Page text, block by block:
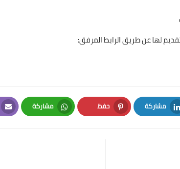
لها عن طريق الرابط المرفق:
مشاركة
LinkedIn
حفظ
Pinterest
مشاركة
Whatsapp